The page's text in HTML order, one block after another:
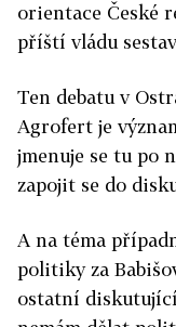
orientace České
příští vládu
Ten debatu v
Agrofert je
jmenuje se tu po
zapojit se do
A na téma
politiky za
ostatní